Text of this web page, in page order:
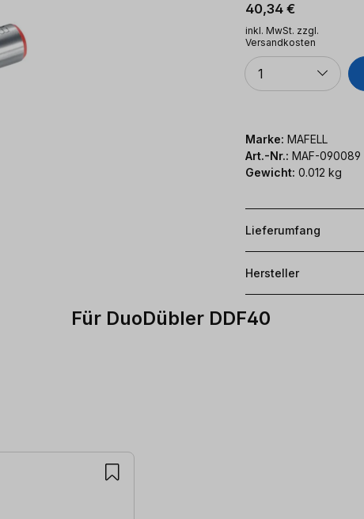
Regulärer Preis:
40,34 €
inkl. MwSt. zzgl.
Versandkosten
Anzahl
1
Marke: MAFELL
Art.-Nr.: MAF-090089
Gewicht: 0.012 kg
Lieferumfang
Hersteller
Für DuoDübler DDF40